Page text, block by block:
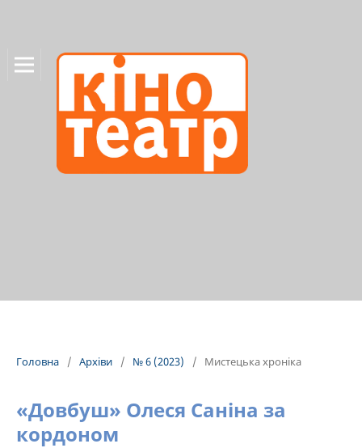
Головна / Архіви / № 6 (2023) / Мистецька хроніка
«Довбуш» Олеся Саніна за
кордоном